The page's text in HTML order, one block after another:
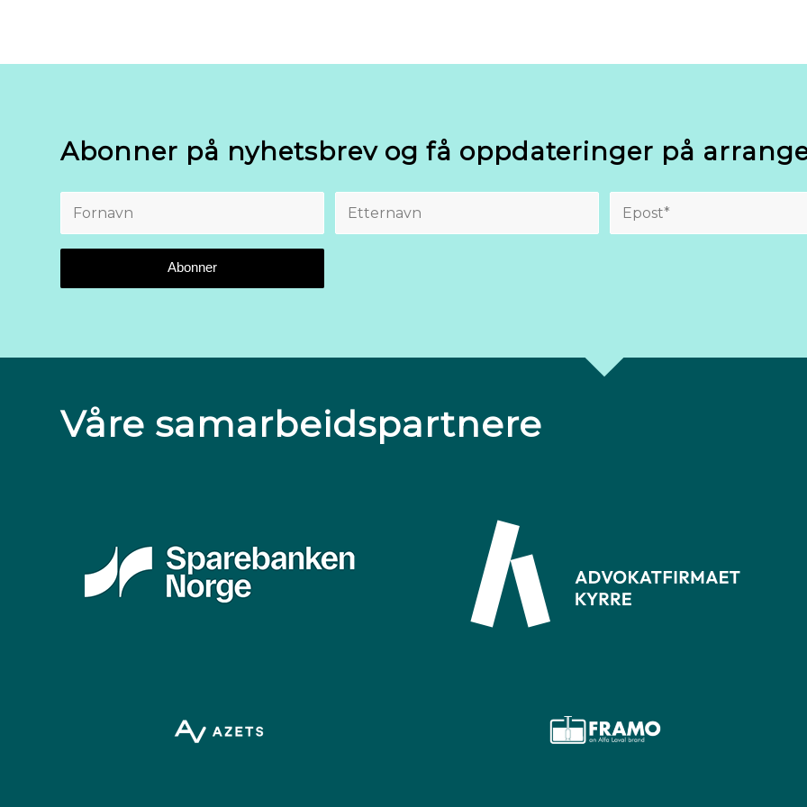
Abonner på nyhetsbrev og få oppdateringer på
Våre samarbeidspartnere